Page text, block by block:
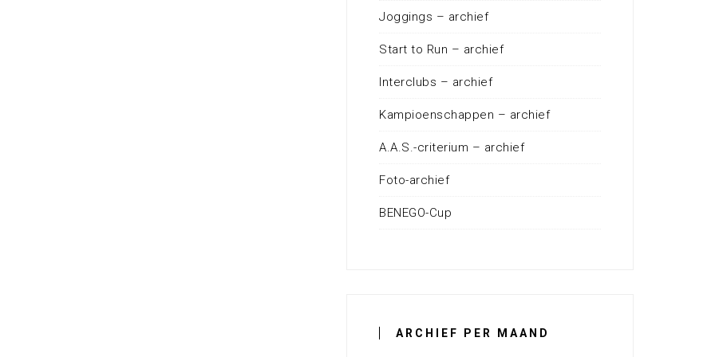
Joggings – archief
Start to Run – archief
Interclubs – archief
Kampioenschappen – archief
A.A.S.-criterium – archief
Foto-archief
BENEGO-Cup
ARCHIEF PER MAAND